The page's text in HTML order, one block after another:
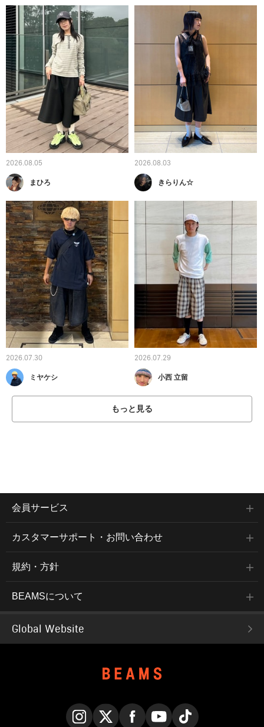
2026.08.05
まひろ
2026.08.03
きらりん☆
2026.07.30
ミヤケシ
2026.07.29
小西 立留
もっと見る
会員サービス
カスタマーサポート・お問い合わせ
規約・方針
BEAMSについて
Global Website